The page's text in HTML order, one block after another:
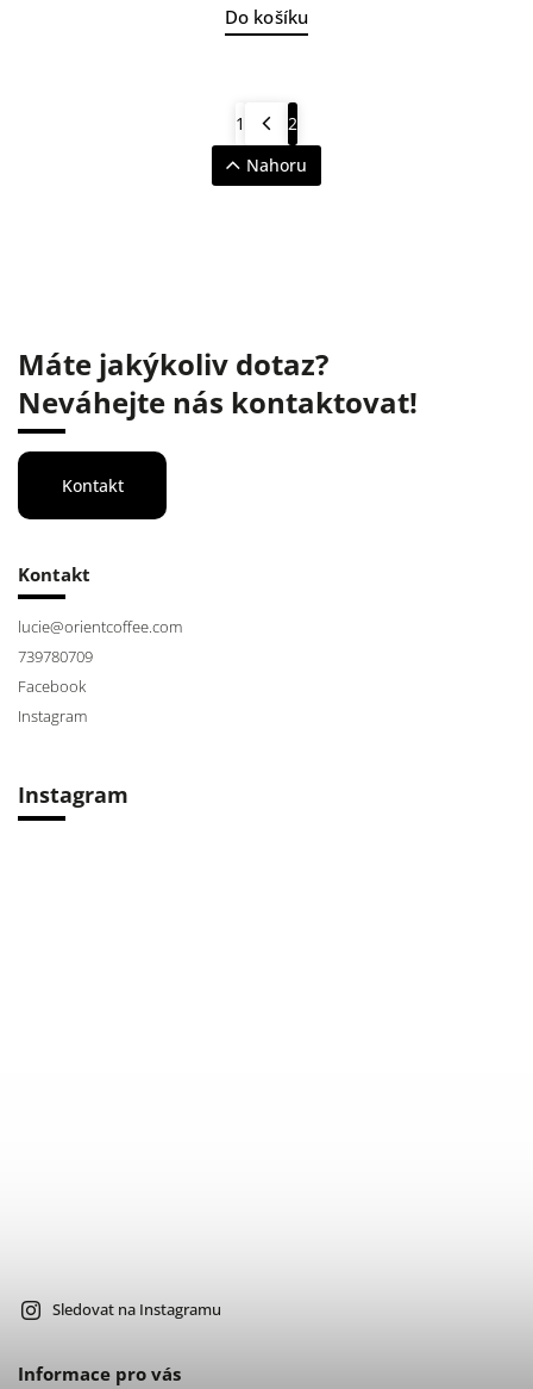
Do košíku
1
2
Nahoru
Máte jakýkoliv dotaz?
Neváhejte nás kontaktovat!
Kontakt
Kontakt
lucie@orientcoffee.com
739780709
Facebook
Instagram
Instagram
Sledovat na Instagramu
Informace pro vás